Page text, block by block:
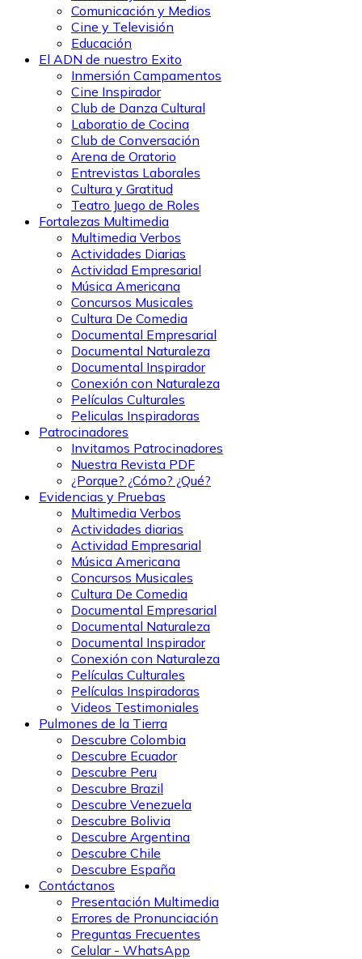
Comunicación y Medios
Cine y Televisión
Educación
El ADN de nuestro Exito
Inmersión Campamentos
Cine Inspirador
Club de Danza Cultural
Laboratio de Cocina
Club de Conversación
Arena de Oratorio
Entrevistas Laborales
Cultura y Gratitud
Teatro Juego de Roles
Fortalezas Multimedia
Multimedia Verbos
Actividades Diarias
Actividad Empresarial
Música Americana
Concursos Musicales
Cultura De Comedia
Documental Empresarial
Documental Naturaleza
Documental Inspirador
Conexión con Naturaleza
Películas Culturales
Peliculas Inspiradoras
Patrocinadores
Invitamos Patrocinadores
Nuestra Revista PDF
¿Porque? ¿Cómo? ¿Qué?
Evidencias y Pruebas
Multimedia Verbos
Actividades diarias
Actividad Empresarial
Música Americana
Concursos Musicales
Cultura De Comedia
Documental Empresarial
Documental Naturaleza
Documental Inspirador
Conexión con Naturaleza
Películas Culturales
Películas Inspiradoras
Videos Testimoniales
Pulmones de la Tierra
Descubre Colombia
Descubre Ecuador
Descubre Peru
Descubre Brazil
Descubre Venezuela
Descubre Bolivia
Descubre Argentina
Descubre Chile
Descubre España
Contáctanos
Presentación Multimedia
Errores de Pronunciación
Preguntas Frecuentes
Celular - WhatsApp